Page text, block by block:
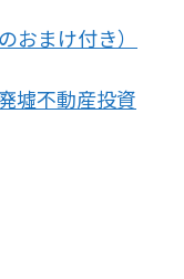
おまけ付き）
墟不動産投資